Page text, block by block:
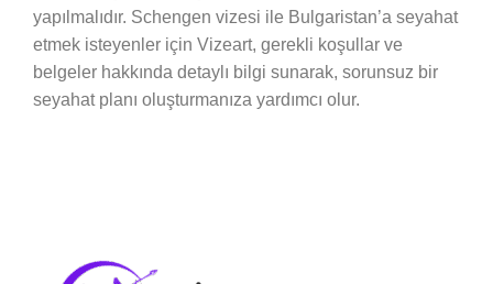
yapılmalıdır. Schengen vizesi ile Bulgaristan’a seyahat
etmek isteyenler için Vizeart, gerekli koşullar ve
belgeler hakkında detaylı bilgi sunarak, sorunsuz bir
seyahat planı oluşturmanıza yardımcı olur.